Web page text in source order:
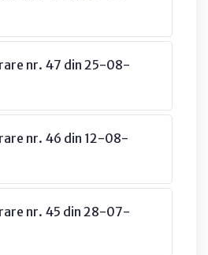
nr. 47 din 25-08-
nr. 46 din 12-08-
nr. 45 din 28-07-